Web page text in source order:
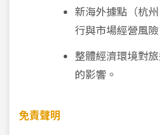
新海外據點（杭
行與市場經營風險
整體經濟環境對
的影響。
免責聲明